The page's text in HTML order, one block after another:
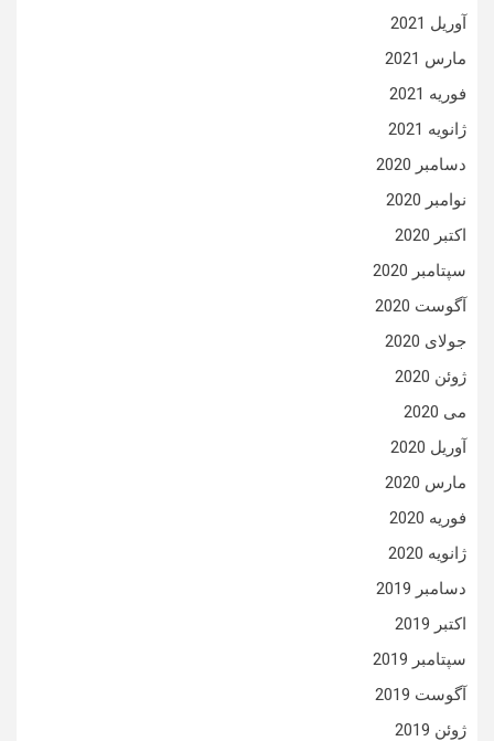
آوریل 2021
مارس 2021
فوریه 2021
ژانویه 2021
دسامبر 2020
نوامبر 2020
اکتبر 2020
سپتامبر 2020
آگوست 2020
جولای 2020
ژوئن 2020
می 2020
آوریل 2020
مارس 2020
فوریه 2020
ژانویه 2020
دسامبر 2019
اکتبر 2019
سپتامبر 2019
آگوست 2019
ژوئن 2019